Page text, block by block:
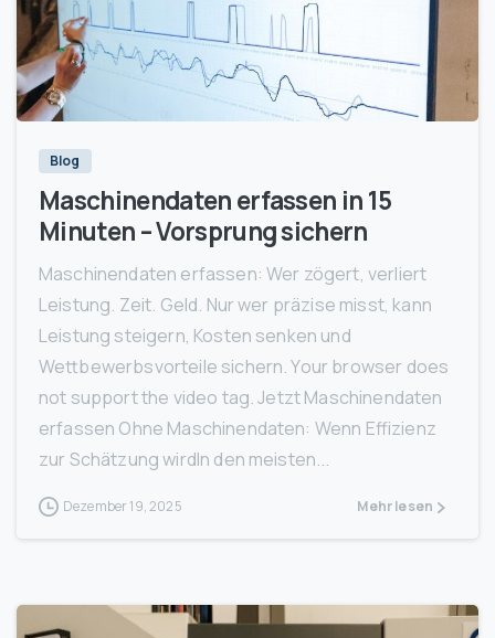
3
Blog
Maschinendaten erfassen in 15
Minuten – Vorsprung sichern
Maschinendaten erfassen: Wer zögert, verliert
Leistung. Zeit. Geld. Nur wer präzise misst, kann
Leistung steigern, Kosten senken und
Wettbewerbsvorteile sichern. Your browser does
not support the video tag. Jetzt Maschinendaten
erfassen Ohne Maschinendaten: Wenn Effizienz
zur Schätzung wirdIn den meisten...
Dezember 19, 2025 Mehr lesen